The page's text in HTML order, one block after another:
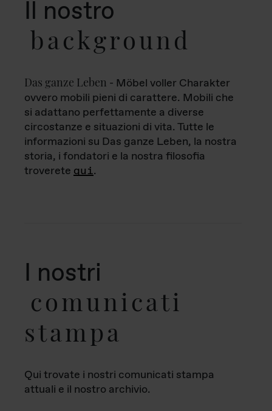
Il nostro
background
Das ganze Leben - Möbel voller Charakter
ovvero mobili pieni di carattere. Mobili che
si adattano perfettamente a diverse
circostanze e situazioni di vita. Tutte le
informazioni su Das ganze Leben, la nostra
storia, i fondatori e la nostra filosofia
troverete qui.
I nostri
comunicati
stampa
Qui trovate i nostri comunicati stampa
attuali e il nostro archivio.